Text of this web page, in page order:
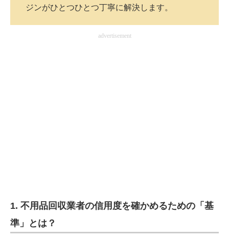
建設×テクノロジーの最前線
ちょっと気になるネットの話題
ジンがひとつひとつ丁寧に解決します。
advertisement
1. 不用品回収業者の信用度を確かめるための「基
準」とは？